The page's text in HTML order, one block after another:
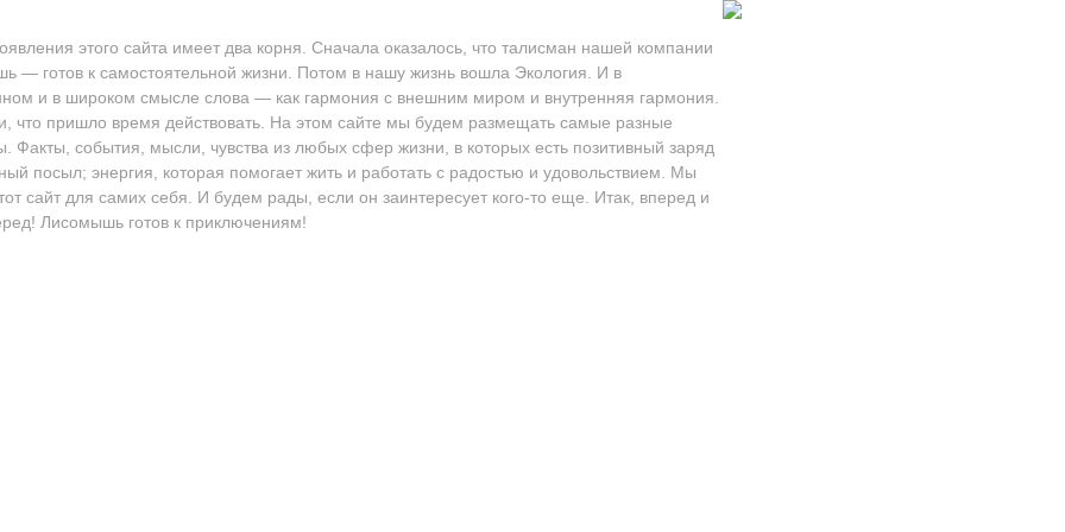
этого сайта имеет два корня. Сначала оказалось, что талисман нашей компании
— готов к самостоятельной жизни. Потом в нашу жизнь вошла Экология. И в
и в широком смысле слова — как гармония с внешним миром и внутренняя гармония.
что пришло время действовать. На этом сайте мы будем размещать самые разные
Факты, события, мысли, чувства из любых сфер жизни, в которых есть позитивный заряд
посыл; энергия, которая помогает жить и работать с радостью и удовольствием. Мы
сайт для самих себя. И будем рады, если он заинтересует кого-то еще. Итак, вперед и
Лисомышь готов к приключениям!